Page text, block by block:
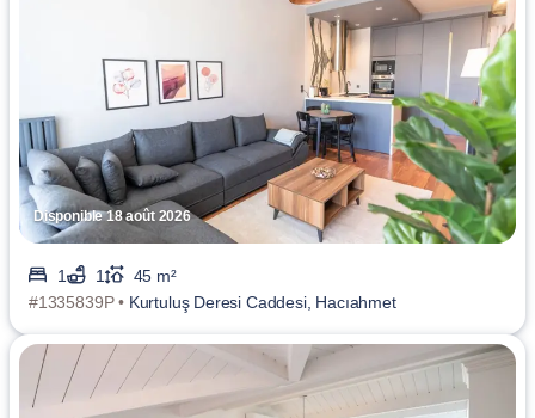
Disponible 18 août 2026
1 1
45 m²
#1335839P • Kurtuluş Deresi Caddesi, Hacıahmet